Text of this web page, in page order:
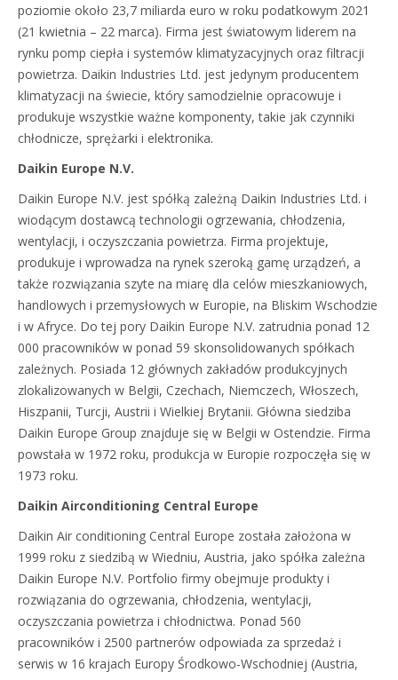
poziomie około 23,7 miliarda euro w roku podatkowym 2021
(21 kwietnia – 22 marca). Firma jest światowym liderem na
rynku pomp ciepła i systemów klimatyzacyjnych oraz filtracji
powietrza. Daikin Industries Ltd. jest jedynym producentem
klimatyzacji na świecie, który samodzielnie opracowuje i
produkuje wszystkie ważne komponenty, takie jak czynniki
chłodnicze, sprężarki i elektronika.
Daikin Europe N.V.
Daikin Europe N.V. jest spółką zależną Daikin Industries Ltd. i
wiodącym dostawcą technologii ogrzewania, chłodzenia,
wentylacji, i oczyszczania powietrza. Firma projektuje,
produkuje i wprowadza na rynek szeroką gamę urządzeń, a
także rozwiązania szyte na miarę dla celów mieszkaniowych,
handlowych i przemysłowych w Europie, na Bliskim Wschodzie
i w Afryce. Do tej pory Daikin Europe N.V. zatrudnia ponad 12
000 pracowników w ponad 59 skonsolidowanych spółkach
zależnych. Posiada 12 głównych zakładów produkcyjnych
zlokalizowanych w Belgii, Czechach, Niemczech, Włoszech,
Hiszpanii, Turcji, Austrii i Wielkiej Brytanii. Główna siedziba
Daikin Europe Group znajduje się w Belgii w Ostendzie. Firma
powstała w 1972 roku, produkcja w Europie rozpoczęła się w
1973 roku.
Daikin Airconditioning Central Europe
Daikin Air conditioning Central Europe została założona w
1999 roku z siedzibą w Wiedniu, Austria, jako spółka zależna
Daikin Europe N.V. Portfolio firmy obejmuje produkty i
rozwiązania do ogrzewania, chłodzenia, wentylacji,
oczyszczania powietrza i chłodnictwa. Ponad 560
pracowników i 2500 partnerów odpowiada za sprzedaż i
serwis w 16 krajach Europy Środkowo-Wschodniej (Austria,